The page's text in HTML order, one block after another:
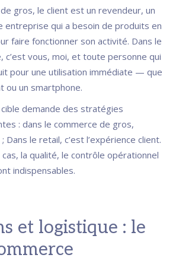
gros, le client est un revendeur, un
entreprise qui a besoin de produits en
faire fonctionner son activité. Dans le
c’est vous, moi, et toute personne qui
pour une utilisation immédiate — que
ou un smartphone.
demande des stratégies
: dans le commerce de gros,
Dans le retail, c’est l’expérience client.
la qualité, le contrôle opérationnel
indispensables.
et logistique : le